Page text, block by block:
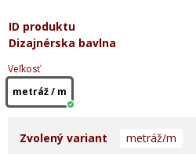
ID produktu
Dizajnérska bavlna
Veľkosť
metráž / m
Zvolený variant metráž/m